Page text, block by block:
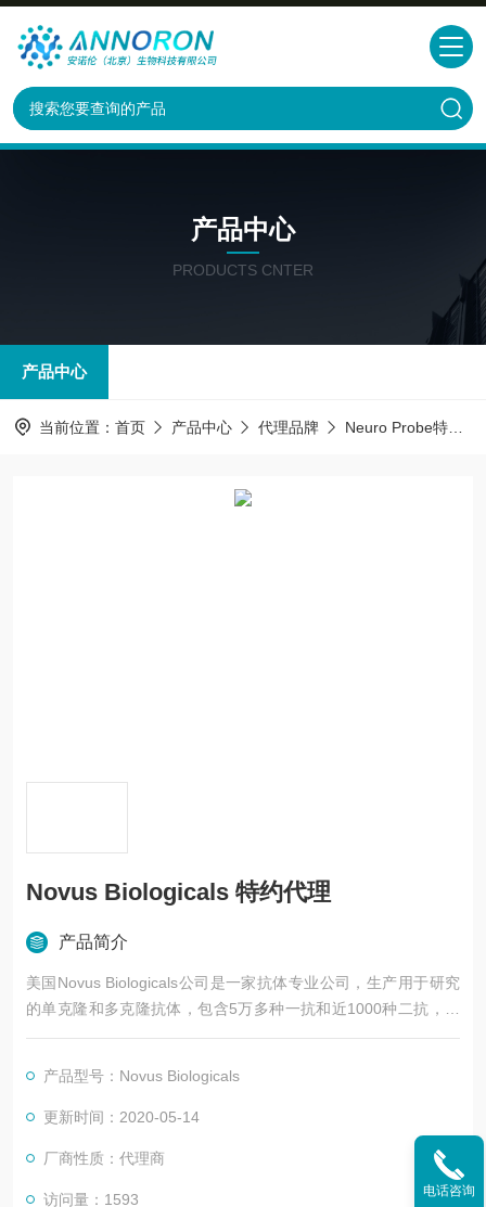
产品中心
PRODUCTS CNTER
产品中心
当前位置： 首页 产品中心 代理品牌 Neuro Probe特约代理
Novus Biologicals 特约代理
产品简介
美国Novus Biologicals公司是一家抗体专业公司，生产用于研究
的单克隆和多克隆抗体，包含5万多种一抗和近1000种二抗，产
品涉及神经生物学，细胞凋亡，肿瘤，DNA修复，干细胞标记，
得以生物科学发展趋势，并可随时为生物科研工作者提供广泛的
产品。
产品型号：Novus Biologicals
更新时间：2020-05-14
厂商性质：代理商
访问量：1593 电话咨询